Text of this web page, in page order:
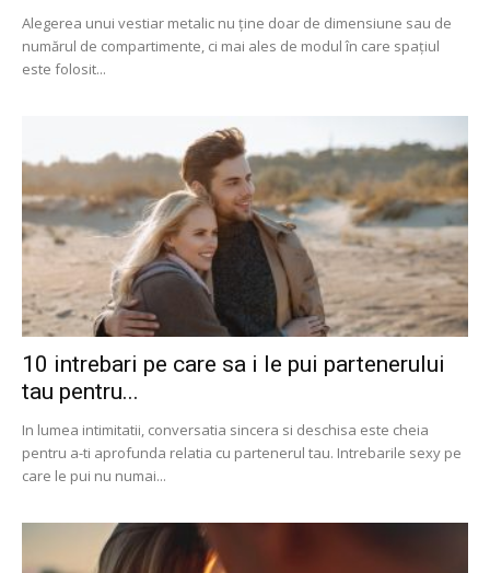
Alegerea unui vestiar metalic nu ține doar de dimensiune sau de
numărul de compartimente, ci mai ales de modul în care spațiul
este folosit...
10 intrebari pe care sa i le pui partenerului
tau pentru...
In lumea intimitatii, conversatia sincera si deschisa este cheia
pentru a-ti aprofunda relatia cu partenerul tau. Intrebarile sexy pe
care le pui nu numai...